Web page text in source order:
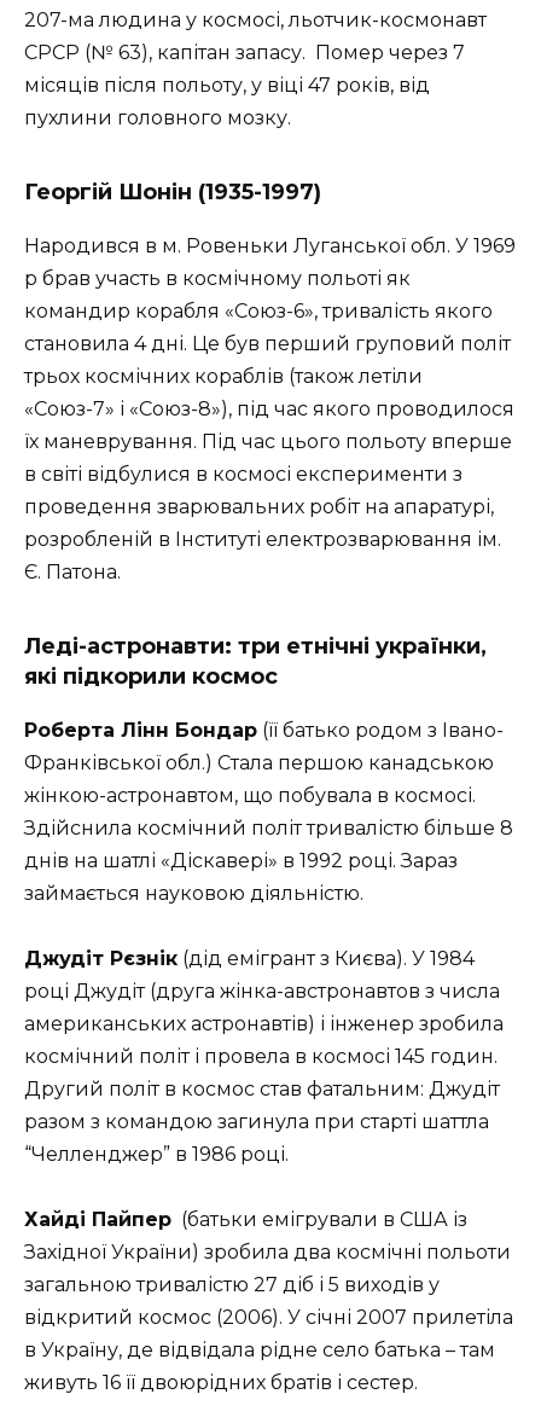
207-ма людина у космосі, льотчик-космонавт
СРСР (№ 63), капітан запасу. Помер через 7
місяців після польоту, у віці 47 років, від
пухлини головного мозку.
Георгій Шонін (1935-1997)
Народився в м. Ровеньки Луганської обл. У 1969
р брав участь в космічному польоті як
командир корабля «Союз-6», тривалість якого
становила 4 дні. Це був перший груповий політ
трьох космічних кораблів (також летіли
«Союз-7» і «Союз-8»), під час якого проводилося
їх маневрування. Під час цього польоту вперше
в світі відбулися в космосі експерименти з
проведення зварювальних робіт на апаратурі,
розробленій в Інституті електрозварювання ім.
Є. Патона.
Леді-астронавти: три етнічні українки,
які підкорили космос
Роберта Лінн Бондар (її батько родом з Івано-
Франківської обл.) Стала першою канадською
жінкою-астронавтом, що побувала в космосі.
Здійснила космічний політ тривалістю більше 8
днів на шатлі «Діскавері» в 1992 році. Зараз
займається науковою діяльністю.
Джудіт Рєзнік (дід емігрант з Києва). У 1984
році Джудіт (друга жінка-австронавтов з числа
американських астронавтів) і інженер зробила
космічний політ і провела в космосі 145 годин.
Другий політ в космос став фатальним: Джудіт
разом з командою загинула при старті шаттла
“Челленджер” в 1986 році.
Хайді Пайпер (батьки емігрували в США із
Західної України) зробила два космічні польоти
загальною тривалістю 27 діб і 5 виходів у
відкритий космос (2006). У січні 2007 прилетіла
в Україну, де відвідала рідне село батька – там
живуть 16 її двоюрідних братів і сестер.